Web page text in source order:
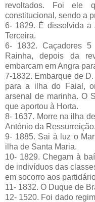
revoltados. Foi ele
constitucional, sendo a
6- 1829. É dissolvida a
Terceira.
6- 1832. Caçadores
Rainha, depois da
embarcam em Angra
7-1832. Embarque de
para a ilha do Faial,
arsenal de marinha. O
que aportou à Horta.
8- 1637. Morre na ilha
António da Ressurreição.
9- 1885. Sai à luz o
ilha de Santa Maria.
10- 1829. Chegam à
de indivíduos das
em socorro aos
11- 1832. O Duque de
12- 1520. Foi dado